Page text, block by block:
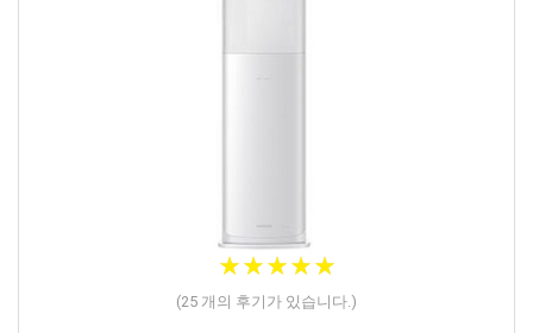
★★★★★
★★★★★
(25 개의 후기가 있습니다.)